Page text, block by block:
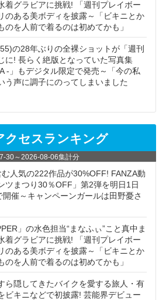
着グラビアに挑戦! 「週刊プレイボー
のある美ボディを披露～「ビキニとか
のを人前で着るのは初めてかも」
の28年ぶりの全裸ショットが「週刊
に! 長らく絶版となっていた写真集
-」もデジタル限定で発売～「今の私
う声に調子にのってしまいました
クセスランキング
30～ 2026-08-06集計分
人気の222作品が30%OFF! FANZA動
ツまつり30％OFF」第2弾を明日1日
催～キャンペーンガールは田野憂さ
」の水色担当“まなふぃ”こと真中ま
着グラビアに挑戦! 「週刊プレイボー
のある美ボディを披露～「ビキニとか
のを人前で着るのは初めてかも」
ら隠してきたバイクを愛する旅人・有
ビキニなどで初披露! 芸能界デビュー